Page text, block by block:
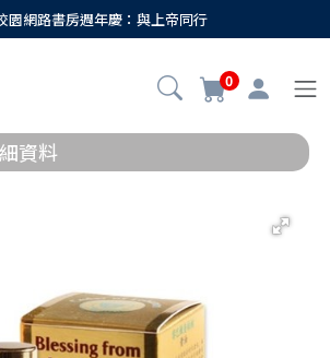
園網路書房週年慶：與上帝同行
0
資料